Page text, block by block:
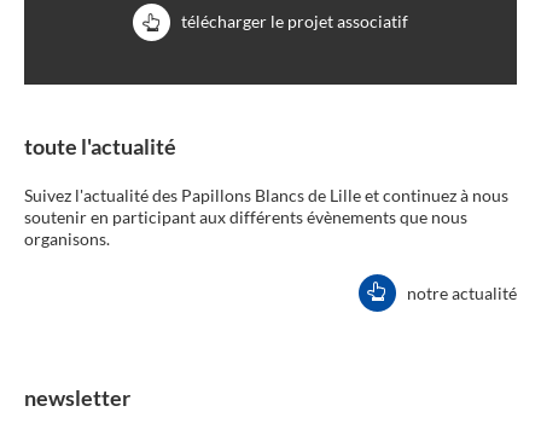
télécharger le projet associatif
toute l'actualité
Suivez l'actualité des Papillons Blancs de Lille et continuez à nous
soutenir en participant aux différents évènements que nous
organisons.
notre actualité
newsletter